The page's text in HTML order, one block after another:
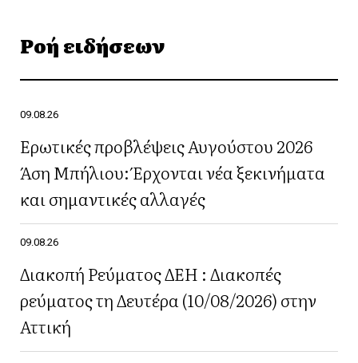
Ροή ειδήσεων
09.08.26
Ερωτικές προβλέψεις Αυγούστου 2026
Άση Μπήλιου: Έρχονται νέα ξεκινήματα
και σημαντικές αλλαγές
09.08.26
Διακοπή Ρεύματος ΔΕΗ : Διακοπές
ρεύματος τη Δευτέρα (10/08/2026) στην
Αττική